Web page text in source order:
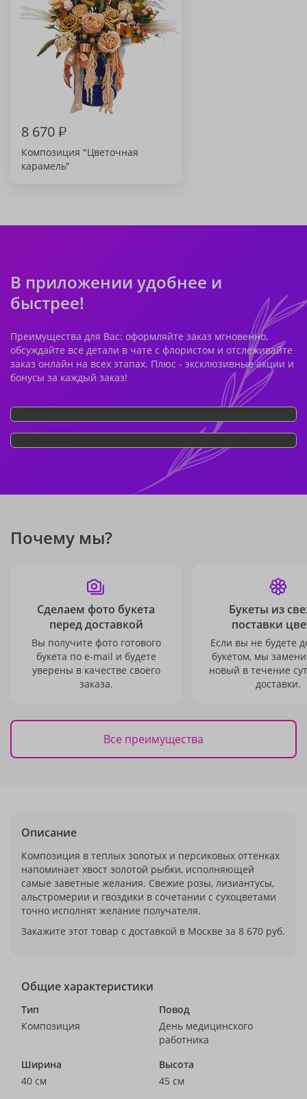
8 670₽
Композиция "Цветочная
карамель"
В приложении удобнее и
быстрее!
Преимущества для Вас: оформляйте заказ мгновенно,
обсуждайте все детали в чате с флористом и отслеживайте
заказ онлайн на всех этапах. Плюс - эксклюзивные акции и
бонусы за каждый заказ!
Почему мы?
Сделаем фото букета
перед доставкой
Вы получите фото готового
букета по e-mail и будете
уверены в качестве своего
заказа.
Букеты из
поставки
Если вы не будете
букетом, мы
новый в течение
доставки.
Все преимущества
Описание
Композиция в теплых золотых и персиковых оттенках
напоминает хвост золотой рыбки, исполняющей
самые заветные желания. Свежие розы, лизиантусы,
альстромерии и гвоздики в сочетании с сухоцветами
точно исполнят желание получателя.
Закажите этот товар с доставкой в Москве за 8 670 руб.
Общие характеристики
Тип
Композиция
Повод
День медицинского
работника
Ширина
40 см
Высота
45 см